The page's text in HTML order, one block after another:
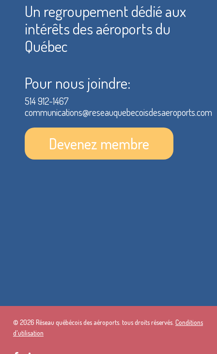
Un regroupement dédié aux
intérêts des aéroports du
Québec
Pour nous joindre:
514 912-1467
communications@reseauquebecoisdesaeroports.com
Devenez membre
© 2026 Réseau québécois des aéroports. tous droits réservés. Conditions
d'utilisation